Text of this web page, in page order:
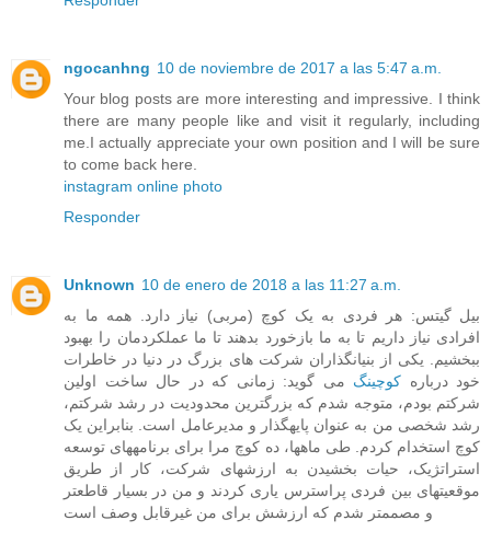
ngocanhng 10 de noviembre de 2017 a las 5:47 a.m.
Your blog posts are more interesting and impressive. I think
there are many people like and visit it regularly, including
me.I actually appreciate your own position and I will be sure
to come back here.
instagram online photo
Responder
Unknown 10 de enero de 2018 a las 11:27 a.m.
بیل گیتس: هر فردی به یک کوچ (مربی) نیاز دارد. همه ما به
افرادی نیاز داریم تا به ما بازخورد بدهند تا ما عملکردمان را بهبود
ببخشیم. یکی از بنیانگذاران شرکت های بزرگ در دنیا در خاطرات
خود درباره کوچینگ می گوید: زمانی که در حال ساخت اولین
شرکتم بودم، متوجه شدم که بزرگترین محدودیت در رشد شرکتم،
رشد شخصی من به عنوان پایهگذار و مدیرعامل است. بنابراین یک
کوچ استخدام کردم. طی ماهها، ده کوچ مرا برای برنامههای توسعه
استراتژیک، حیات بخشیدن به ارزشهای شرکت، کار از طریق
موقعیتهای بین فردی پراسترس یاری کردند و من در بسیار قاطعتر
و مصممتر شدم که ارزشش برای من غیرقابل وصف است